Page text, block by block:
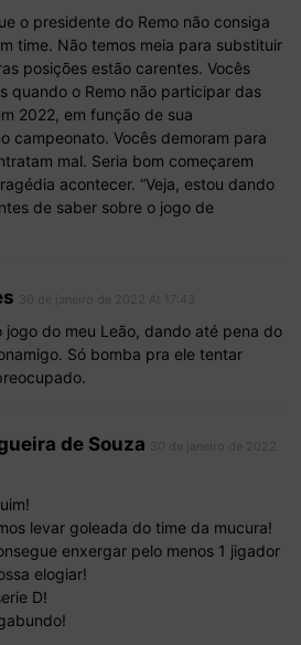
o presidente do Remo não consiga
time. Não temos meia para substituir
posições estão carentes. Vocês
quando o Remo não participar das
2022, em função de sua
campeonato. Vocês demoram para
mal. Seria bom começarem
acontecer. “Veja, estou dando
de saber sobre o jogo de
jogo do meu Leão, dando até pena do
Só bomba pra ele tentar
de Souza
levar goleada do time da mucura!
enxergar pelo menos 1 jigador
elogiar!
D!